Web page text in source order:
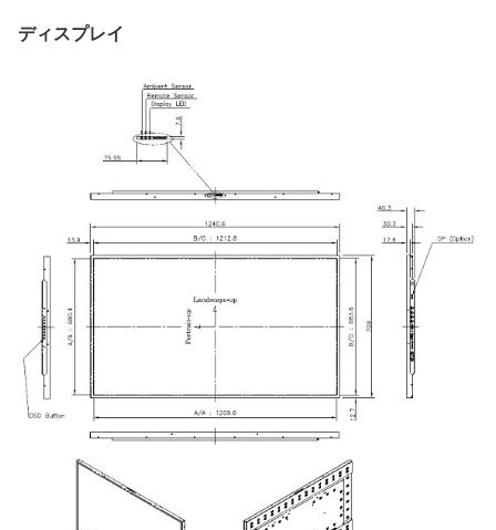
ディスプレイ